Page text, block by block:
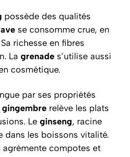
possède des qualités
se consomme crue, en
richesse en fibres
La grenade s’utilise aussi
cosmétique.
par ses propriétés
gingembre relève les plats
Le ginseng, racine
dans les boissons vitalité.
agrémente compotes et